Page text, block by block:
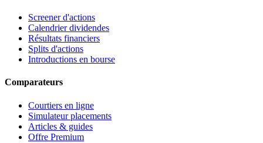
Screener d'actions
Calendrier dividendes
Résultats financiers
Splits d'actions
Introductions en bourse
Comparateurs
Courtiers en ligne
Simulateur placements
Articles & guides
Offre Premium